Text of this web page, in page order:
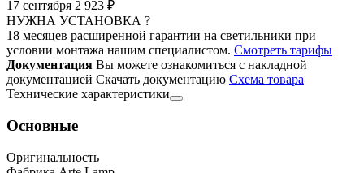
17 сентября 2 923 ₽
НУЖНА УСТАНОВКА ?
18 месяцев расширенной гарантии на светильники при
условии монтажа нашим специалистом. Смотреть тарифы
Документация Вы можете ознакомиться с накладной
документацией Скачать документацию Cхема товара
Технические характеристики
Основные
Оригинальность